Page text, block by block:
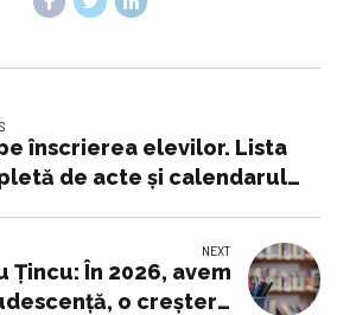
înscrierea elevilor. Lista
de acte și calendarul
NEXT
Ţincu: În 2026, avem
o creştere